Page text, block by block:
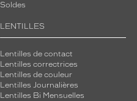
Soldes
LENTILLES
Lentilles de contact
Lentilles correctrices
Lentilles de couleur
Lentilles Journalières
Lentilles Bi Mensuelles